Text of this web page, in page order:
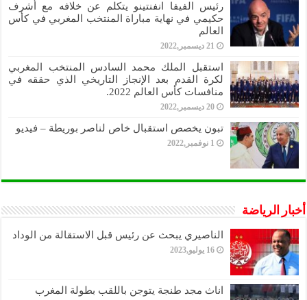
رئيس الفيفا انفنتينو يتكلم عن خلافه مع أشرف
حكيمي في نهاية مباراة المنتخب المغربي في كأس
العالم
21 ديسمبر,2022
استقبل الملك محمد السادس المنتخب المغربي
لكرة القدم بعد الإنجاز التاريخي الذي حققه في
منافسات كأس العالم 2022.
20 ديسمبر,2022
تبون يخصص استقبال خاص لناصر بوريطة – فيديو
1 نوفمبر,2022
أخبار الرياضة
الناصيري يبحث عن رئيس قبل الاستقالة من الوداد
16 يوليو,2023
اناث مجد طنجة يتوجن باللقب بطولة المغرب